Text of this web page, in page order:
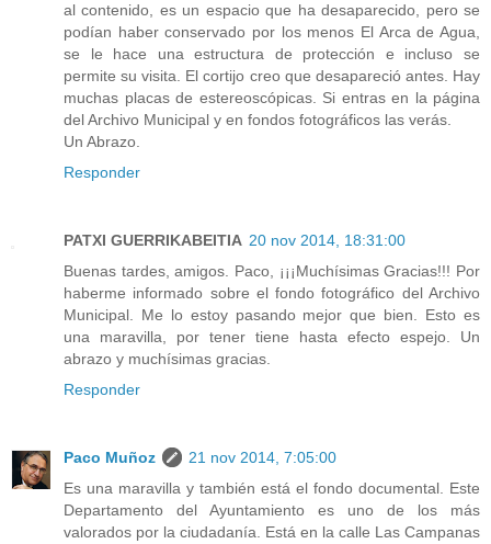
al contenido, es un espacio que ha desaparecido, pero se
podían haber conservado por los menos El Arca de Agua,
se le hace una estructura de protección e incluso se
permite su visita. El cortijo creo que desapareció antes. Hay
muchas placas de estereoscópicas. Si entras en la página
del Archivo Municipal y en fondos fotográficos las verás.
Un Abrazo.
Responder
PATXI GUERRIKABEITIA 20 nov 2014, 18:31:00
Buenas tardes, amigos. Paco, ¡¡¡Muchísimas Gracias!!! Por
haberme informado sobre el fondo fotográfico del Archivo
Municipal. Me lo estoy pasando mejor que bien. Esto es
una maravilla, por tener tiene hasta efecto espejo. Un
abrazo y muchísimas gracias.
Responder
Paco Muñoz
21 nov 2014, 7:05:00
Es una maravilla y también está el fondo documental. Este
Departamento del Ayuntamiento es uno de los más
valorados por la ciudadanía. Está en la calle Las Campanas